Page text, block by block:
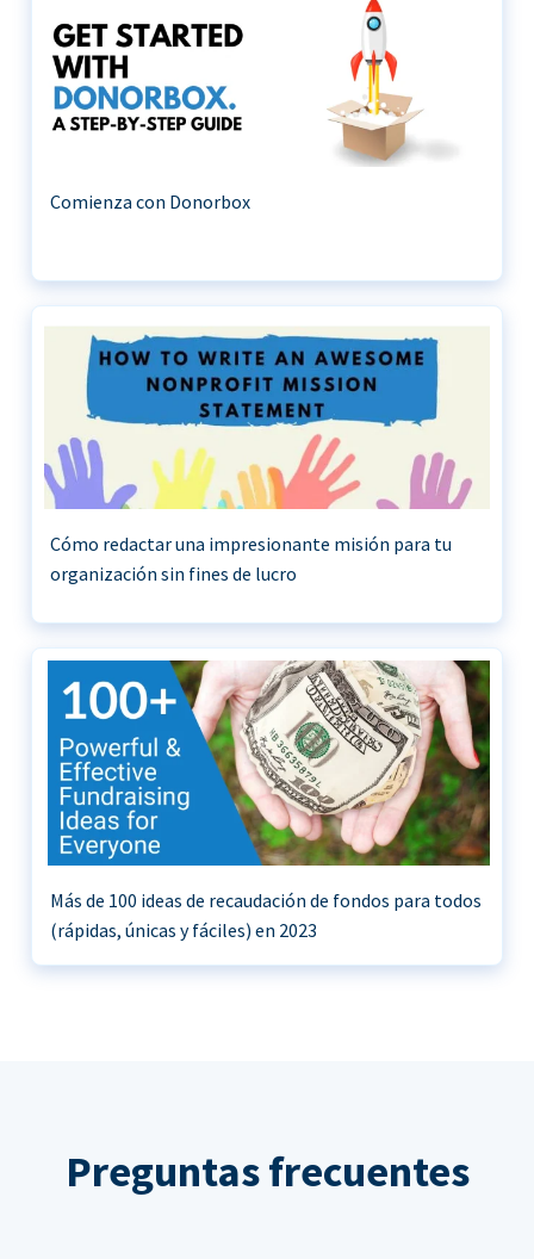
Comienza con Donorbox
Cómo redactar una impresionante misión para tu
organización sin fines de lucro
Más de 100 ideas de recaudación de fondos para todos
(rápidas, únicas y fáciles) en 2023
Preguntas frecuentes